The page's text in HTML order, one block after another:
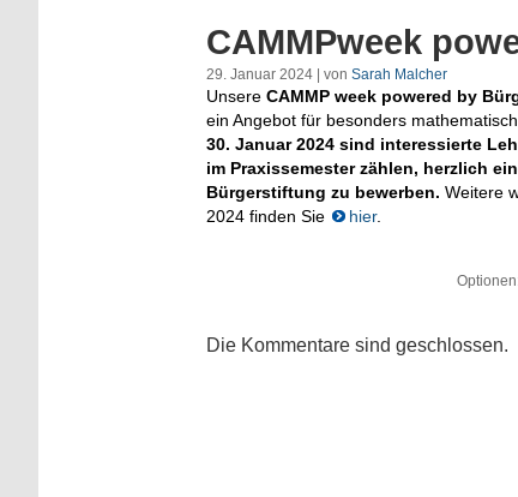
CAMMPweek
29. Januar 2024 | von Sarah Malcher
Unsere CAMMP week powered by
ein Angebot für besonders
30. Januar 2024 sind interessierte
im Praxissemester zählen, herzlich
Bürgerstiftung zu bewerben. Weitere
2024 finden Sie
hier.
Die Kommentare sind geschlossen.